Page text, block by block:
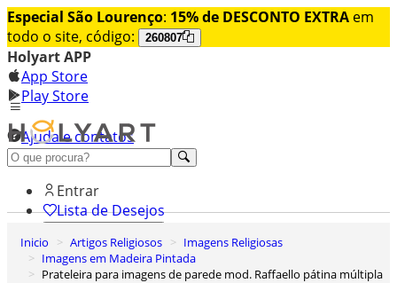
Especial São Lourenço: 15% de DESCONTO EXTRA em
todo o site, código:
260807
Holyart APP
App Store
Play Store
Ajuda e contatos
Conheça premium
Entrar
Lista de Desejos
0
Carrinho de Compras
Inicio Artigos Religiosos
Imagens Religiosas
Imagens em Madeira Pintada
Prateleira para imagens de parede mod. Raffaello pátina múltipla